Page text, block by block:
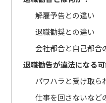
解雇予告との違い
退職勧奨との違い
会社都合と自己都合
退職勧告が違法になる
パワハラと受け取ら
仕事を回さないなど